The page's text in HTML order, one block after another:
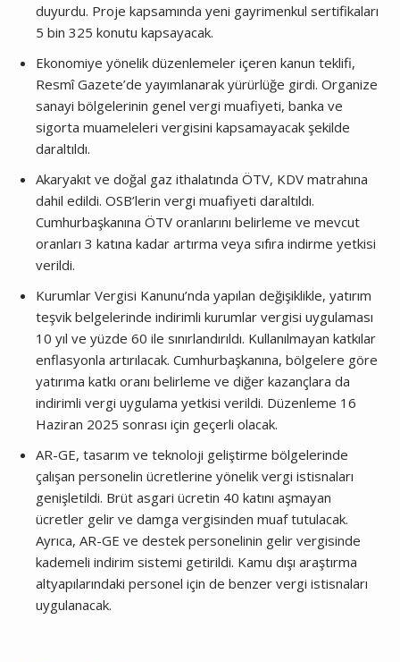
duyurdu. Proje kapsamında yeni gayrimenkul sertifikaları
5 bin 325 konutu kapsayacak.
Ekonomiye yönelik düzenlemeler içeren kanun teklifi,
Resmî Gazete’de yayımlanarak yürürlüğe girdi. Organize
sanayi bölgelerinin genel vergi muafiyeti, banka ve
sigorta muameleleri vergisini kapsamayacak şekilde
daraltıldı.
Akaryakıt ve doğal gaz ithalatında ÖTV, KDV matrahına
dahil edildi. OSB’lerin vergi muafiyeti daraltıldı.
Cumhurbaşkanına ÖTV oranlarını belirleme ve mevcut
oranları 3 katına kadar artırma veya sıfıra indirme yetkisi
verildi.
Kurumlar Vergisi Kanunu’nda yapılan değişiklikle, yatırım
teşvik belgelerinde indirimli kurumlar vergisi uygulaması
10 yıl ve yüzde 60 ile sınırlandırıldı. Kullanılmayan katkılar
enflasyonla artırılacak. Cumhurbaşkanına, bölgelere göre
yatırıma katkı oranı belirleme ve diğer kazançlara da
indirimli vergi uygulama yetkisi verildi. Düzenleme 16
Haziran 2025 sonrası için geçerli olacak.
AR-GE, tasarım ve teknoloji geliştirme bölgelerinde
çalışan personelin ücretlerine yönelik vergi istisnaları
genişletildi. Brüt asgari ücretin 40 katını aşmayan
ücretler gelir ve damga vergisinden muaf tutulacak.
Ayrıca, AR-GE ve destek personelinin gelir vergisinde
kademeli indirim sistemi getirildi. Kamu dışı araştırma
altyapılarındaki personel için de benzer vergi istisnaları
uygulanacak.